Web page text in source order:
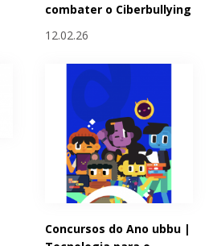
combater o Ciberbullying
12.02.26
Concursos do Ano ubbu |